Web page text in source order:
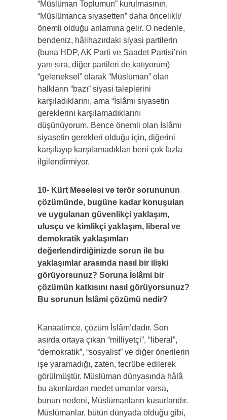
“Müslüman Toplumun” kurulmasının,
“Müslümanca siyasetten” daha öncelikli/
önemli olduğu anlamına gelir. O nedenle,
bendeniz, hâlihazırdaki siyasi partilerin
(buna HDP, AK Parti ve Saadet Partisi’nin
yanı sıra, diğer partileri de katıyorum)
“geleneksel” olarak “Müslüman” olan
halkların “bazı” siyasi taleplerini
karşıladıklarını, ama “İslâmi siyasetin
gereklerini karşılamadıklarını
düşünüyorum. Bence önemli olan İslâmi
siyasetin gerekleri olduğu için, diğerini
karşılayıp karşılamadıkları beni çok fazla
ilgilendirmiyor.
10- Kürt Meselesi ve terör sorununun
çözümünde, bugüne kadar konuşulan
ve uygulanan güvenlikçi yaklaşım,
ulusçu ve kimlikçi yaklaşım, liberal ve
demokratik yaklaşımları
değerlendirdiğinizde sorun ile bu
yaklaşımlar arasında nasıl bir ilişki
görüyorsunuz? Soruna İslâmi bir
çözümün katkısını nasıl görüyorsunuz?
Bu sorunun İslâmi çözümü nedir?
Kanaatimce, çözüm İslâm’dadır. Son
asırda ortaya çıkan “milliyetçi”, “liberal”,
“demokratik”, “sosyalist” ve diğer önerilerin
işe yaramadığı, zaten, tecrübe edilerek
görülmüştür. Müslüman dünyasında hâlâ
bu akımlardan medet umanlar varsa,
bunun nedeni, Müslümanların kusurlarıdır.
Müslümanlar, bütün dünyada olduğu gibi,